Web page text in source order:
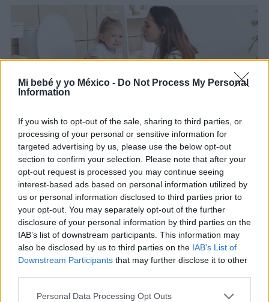
Mi bebé y yo México - Do Not Process My Personal
Information
If you wish to opt-out of the sale, sharing to third parties, or
processing of your personal or sensitive information for
targeted advertising by us, please use the below opt-out
section to confirm your selection. Please note that after your
opt-out request is processed you may continue seeing
interest-based ads based on personal information utilized by
us or personal information disclosed to third parties prior to
your opt-out. You may separately opt-out of the further
disclosure of your personal information by third parties on the
IAB’s list of downstream participants. This information may
also be disclosed by us to third parties on the IAB’s List of
Downstream Participants that may further disclose it to other
Personal Data Processing Opt Outs
Hábitos que previenen el estreñimiento en los
niños pequeños
LEER